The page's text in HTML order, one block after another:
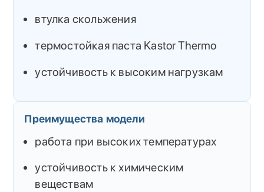
втулка скольжения
термостойкая паста Kastor Thermo
устойчивость к высоким нагрузкам
Преимущества модели
работа при высоких температурах
устойчивость к химическим
веществам